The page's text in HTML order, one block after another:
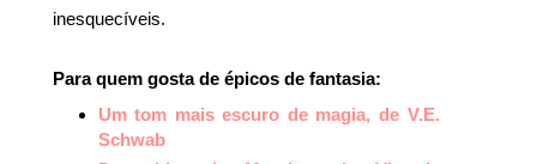
inesquecíveis.
Para quem gosta de épicos de fantasia:
Um tom mais escuro de magia, de V.E.
Schwab